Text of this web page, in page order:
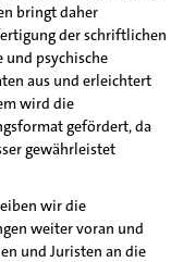
bringt daher
der schriftlichen
psychische
aus und erleichtert
wird die
gefördert, da
gewährleistet
wir die
weiter voran und
und Juristen an die